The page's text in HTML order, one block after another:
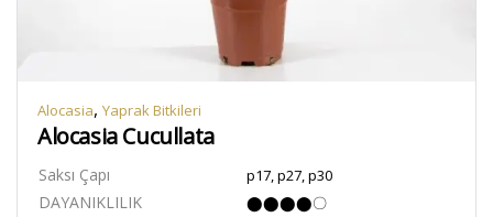
Alocasia, Yaprak Bitkileri
Alocasia Cucullata
Saksı Çapı p17, p27, p30
DAYANIKLILIK ⬤⬤⬤⬤〇